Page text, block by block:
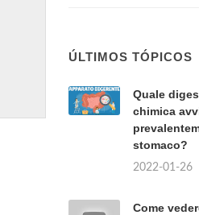
ÚLTIMOS TÓPICOS
Quale
chimica
stomaco?
2022-01-26
Come